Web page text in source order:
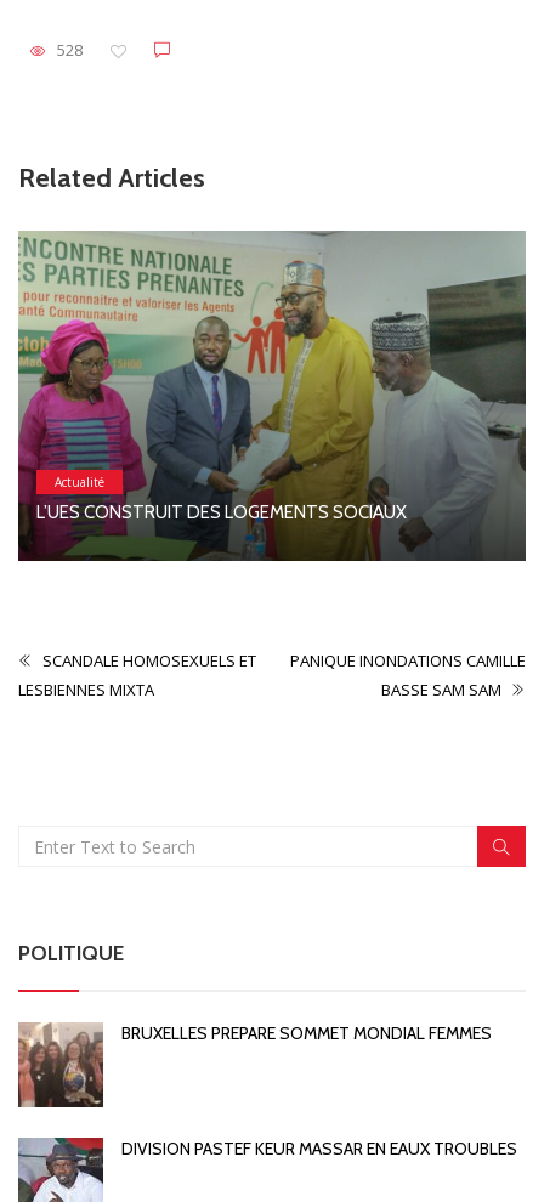
528
Related Articles
Actualité
L’UES CONSTRUIT DES LOGEMENTS SOCIAUX
SCANDALE HOMOSEXUELS ET
LESBIENNES MIXTA
PANIQUE INONDATIONS CAMILLE
BASSE SAM SAM
POLITIQUE
BRUXELLES PREPARE SOMMET MONDIAL FEMMES
DIVISION PASTEF KEUR MASSAR EN EAUX TROUBLES